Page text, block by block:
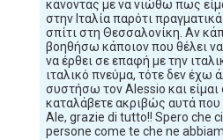
κάνοντάς με να νιώθω πως
στην Ιταλία παρότι
σπίτι στη Θεσσαλονίκη. Αν
βοηθήσω κάποιον που θέλει να
να έρθει σε επαφή με την
ιταλικό πνεύμα, τότε δεν έχω
συστήσω τον Alessio και είμαι
καταλάβετε ακριβώς αυτά
Ale, grazie di tutto!! Spero che
persone come te che ne